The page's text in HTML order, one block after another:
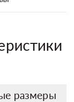
размеры